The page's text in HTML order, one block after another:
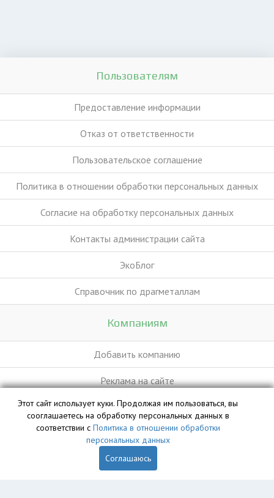
Пользователям
Предоставление информации
Отказ от ответственности
Пользовательское соглашение
Политика в отношении обработки персональных данных
Согласие на обработку персональных данных
Контакты администрации сайта
ЭкоБлог
Справочник по драгметаллам
Компаниям
Добавить компанию
Реклама на сайте
База данных сайта vyvoz.org является интеллектуальной
собственностью ООО «Профит» и охраняется законом.
Этот сайт использует куки. Продолжая им пользоваться, вы
сооглашаетесь на обработку персональных данных в
соответствии с Политика в отношении обработки
персональных данных
Соглашаюсь